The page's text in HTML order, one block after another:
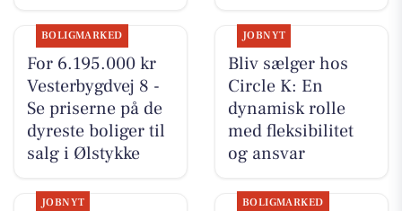
BOLIGMARKED
For 6.195.000 kr
Vesterbygdvej 8 -
Se priserne på de
dyreste boliger til
salg i Ølstykke
JOBNYT
Bliv sælger hos
Circle K: En
dynamisk rolle
med fleksibilitet
og ansvar
JOBNYT BOLIGMARKED